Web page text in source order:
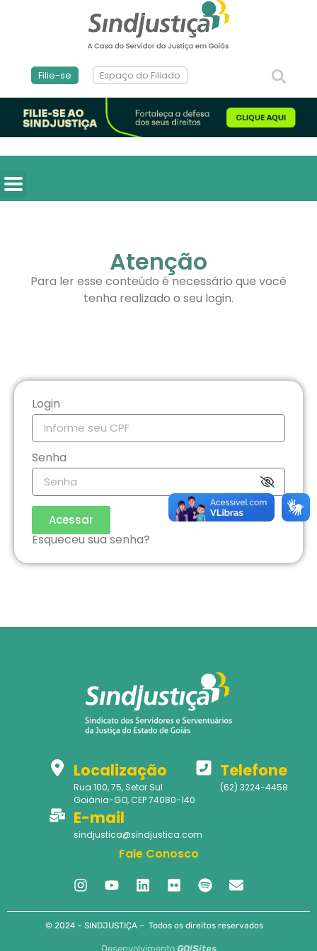
Filie-se Espaço do Filiado
Atenção
Para ler esse conteúdo é necessário que você
tenha realizado o seu login.
Login
Senha
Acessar
Esqueceu sua senha?
Localização
Rua 100, 75, Setor Sul
Goiânia-GO, CEP 74080-140
Telefone
(62) 3224-4458
E-mail
sindjustica@sindjustica.com
Fale Conosco
© 2024 – SINDJUSTIÇA – Todos os direitos reservados
Desenvolvimento GO!Sites